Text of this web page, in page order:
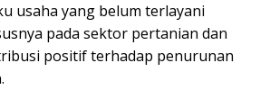
usaha yang belum terlayani
pada sektor pertanian dan
positif terhadap penurunan